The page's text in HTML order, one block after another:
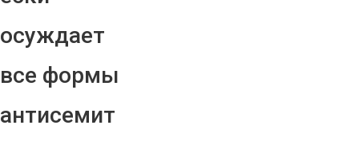
осуждает
все формы
антисемит